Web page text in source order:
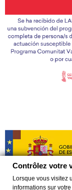
Contrôlez votre
Lorsque vous visitez
informations sur